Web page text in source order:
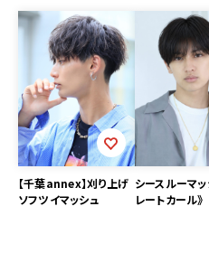
【千葉annex】刈り上げ
ソフツイマッシュ
シースルーマッ
レートカール》